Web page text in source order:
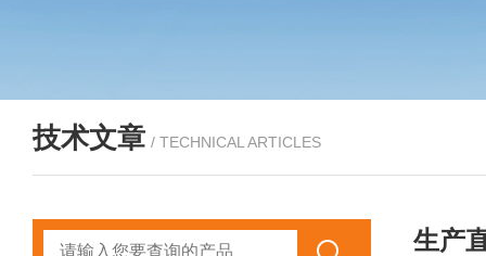
技术文章 / TECHNICAL ARTICLES
生产